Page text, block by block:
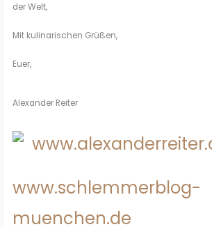
der Welt,
Mit kulinarischen Grüßen,
Euer,
Alexander Reiter
www.schlemmerblog-
muenchen.de